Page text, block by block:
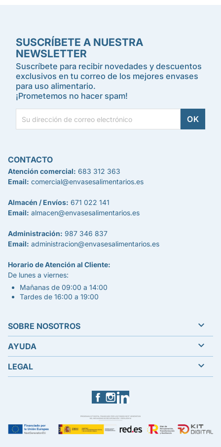
SUSCRÍBETE A NUESTRA
NEWSLETTER
Suscríbete para recibir novedades y descuentos
exclusivos en tu correo de los mejores envases
para uso alimentario.
¡Prometemos no hacer spam!
Facebook
CONTACTO
Atención comercial: 683 312 363
Email: comercial@envasesalimentarios.es
Almacén / Envíos: 671 022 141
Email: almacen@envasesalimentarios.es
Administración: 987 346 837
Email: administracion@envasesalimentarios.es
Horario de Atención al Cliente:
De lunes a viernes:
Mañanas de 09:00 a 14:00
Tardes de 16:00 a 19:00
SOBRE NOSOTROS 
AYUDA 
LEGAL 